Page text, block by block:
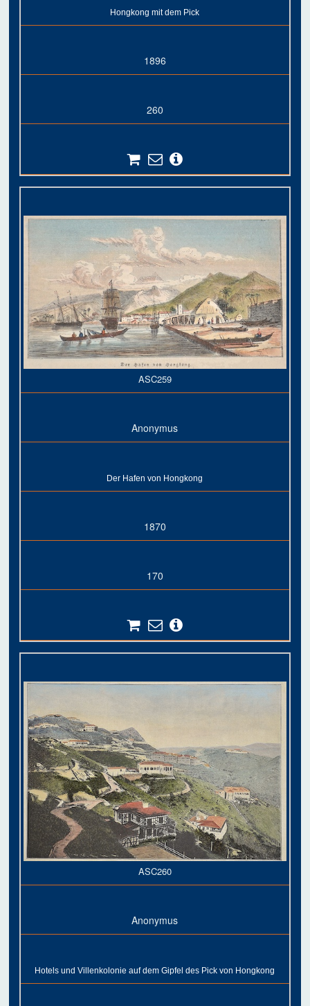
Hongkong mit dem Pick
1896
260
ASC259
Anonymus
Der Hafen von Hongkong
1870
170
ASC260
Anonymus
Hotels und Villenkolonie auf dem Gipfel des Pick von Hongkong